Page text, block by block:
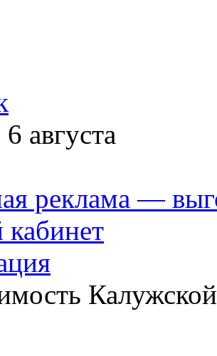
августа
реклама —